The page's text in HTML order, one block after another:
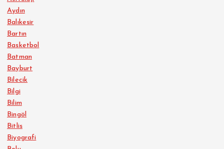
Aydın
Balıkesir
Bartın
Basketbol
Batman
Bayburt
Bilecik
Bilgi
Bilim
Bingöl
Bitlis
Biyografi